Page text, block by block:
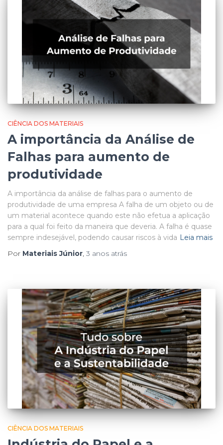
CIÊNCIA DOS MATERIAIS
A importância da Análise de
Falhas para aumento de
produtividade
A importância da análise de falhas para o aumento de
produtividade de uma empresa A falha de um objeto ou de
um material acontece quando este não efetua a aplicação
para a qual foi feito da maneira que deveria. A falha é quase
sempre indesejável, podendo causar riscos à vida Leia mais
Por Materiais Júnior, 3 anos atrás
CIÊNCIA DOS MATERIAIS